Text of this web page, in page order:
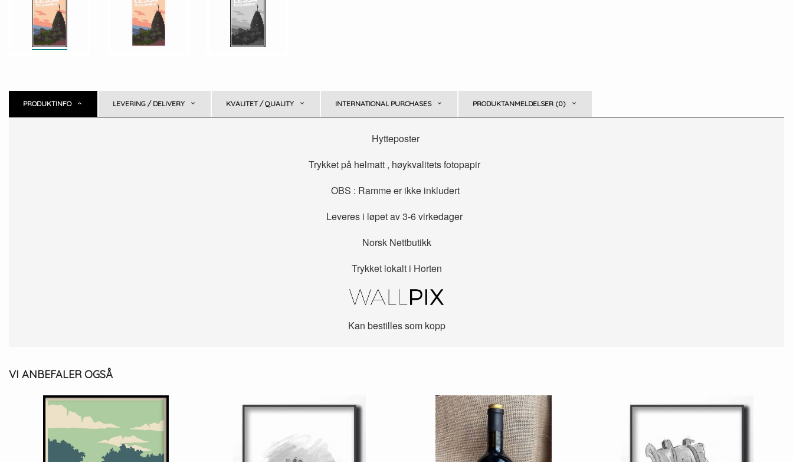
PRODUKTINFO LEVERING / DELIVERY KVALITET / QUALITY INTERNATIONAL PURCHASES PRODUKTANMELDELSER (0)
Hytteposter
Trykket på helmatt , høykvalitets fotopapir
OBS : Ramme er ikke inkludert
Leveres i løpet av 3-6 virkedager
Norsk Nettbutikk
Trykket lokalt i Horten
Kan bestilles som kopp
VI ANBEFALER OGSÅ